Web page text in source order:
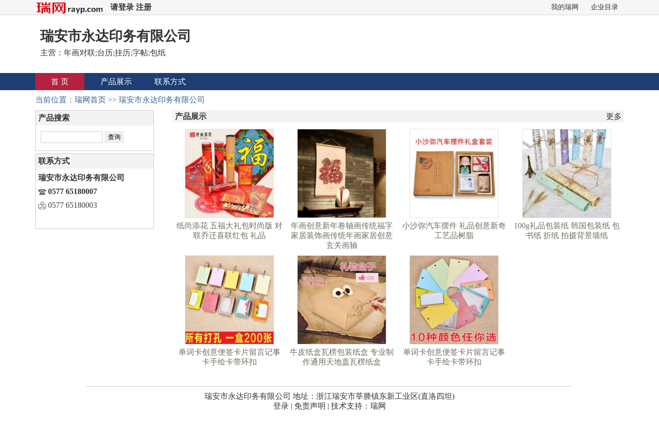
请登录 注册 我的瑞网 企业目录
瑞安市永达印务有限公司
主营：年画对联;台历;挂历;字帖;包纸
首 页 产品展示 联系方式
当前位置： 瑞网首页 >> 瑞安市永达印务有限公司
产品搜索
联系方式
瑞安市永达印务有限公司
0577 65180007
0577 65180003
产品展示 更多
纸尚添花 五福大礼包时尚版 对
联乔迁喜联红包 礼品
年画创意新年卷轴画传统福字
家居装饰画传统年画家居创意
玄关画轴
小沙弥汽车摆件 礼品创意新奇
工艺品树脂
100g礼品包装纸 韩国包装纸 包
书纸 折纸 拍摄背景墙纸
单词卡创意便签卡片留言记事
卡手绘卡带环扣
牛皮纸盒瓦楞包装纸盒 专业制
作通用天地盖瓦楞纸盒
单词卡创意便签卡片留言记事
卡手绘卡带环扣
瑞安市永达印务有限公司 地址：浙江瑞安市莘塍镇东新工业区(直洛四坦)
登录 | 免责声明 | 技术支持： 瑞网